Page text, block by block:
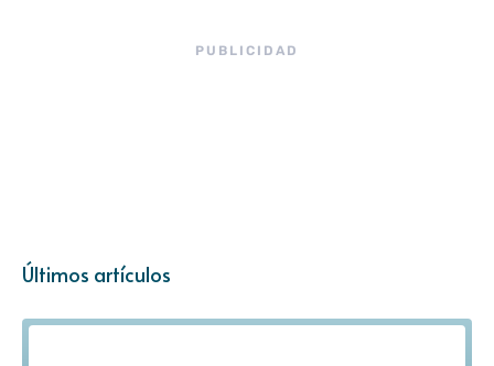
PUBLICIDAD
Últimos artículos